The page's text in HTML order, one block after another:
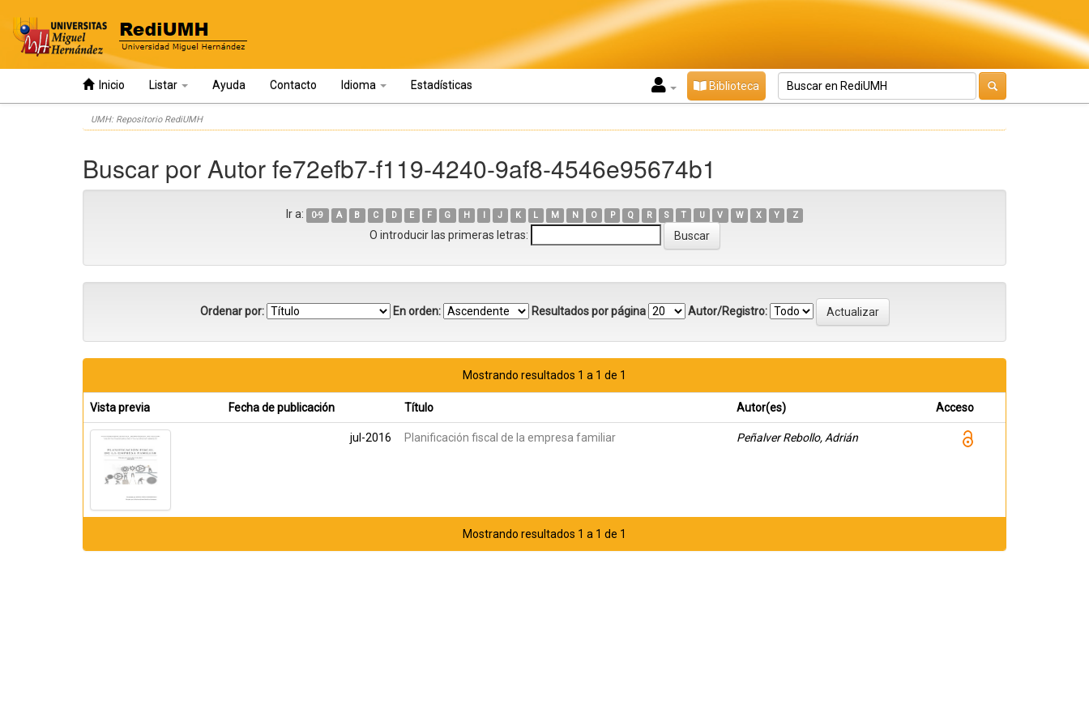
Inicio Listar Ayuda Contacto Idioma Estadísticas Biblioteca
UMH: Repositorio RediUMH
Buscar por Autor fe72efb7-f119-4240-9af8-4546e95674b1
Ir a: 0-9 A B C D E F G H I J K L M N O P Q R S T U V W X Y Z
O introducir las primeras letras:
Ordenar por: En orden: Resultados por página Autor/Registro:
Mostrando resultados 1 a 1 de 1
Vista previa Fecha de publicación Título Autor(es) Acceso
jul-2016 Planificación fiscal de la empresa familiar Peñalver Rebollo, Adrián
Mostrando resultados 1 a 1 de 1